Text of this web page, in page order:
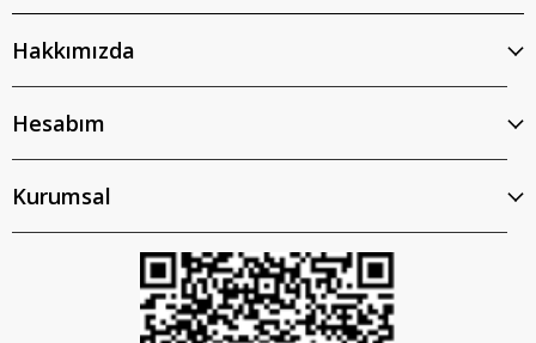
Hakkımızda
Hesabım
Kurumsal